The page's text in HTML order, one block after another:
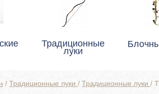
Традиционные
луки
/ Традиционные луки / Традиционные луки /